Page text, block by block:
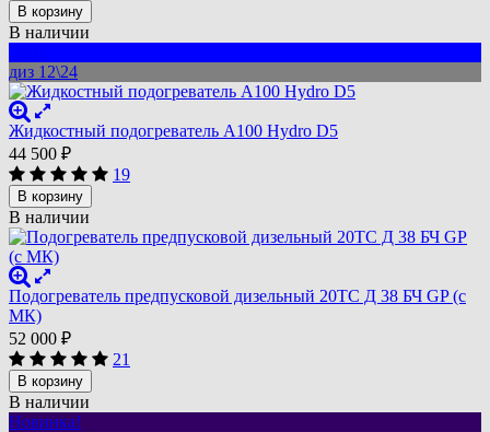
В корзину
В наличии
диз 12\24
Жидкостный подогреватель A100 Hydro D5
44 500 ₽
19
В корзину
В наличии
Подогреватель предпусковой дизельный 20ТС Д 38 БЧ GP (с
МК)
52 000 ₽
21
В корзину
В наличии
Новинка!